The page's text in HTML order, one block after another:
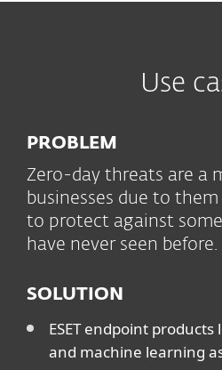
Use
PROBLEM
Zero-day threats are a
businesses due to
to protect against
have never seen before.
SOLUTION
ESET endpoint
and machine learning